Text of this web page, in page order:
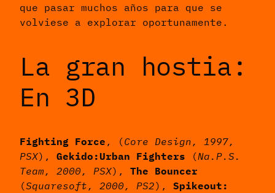
que pasar muchos años para que se
volviese a explorar oportunamente.
La gran hostia:
En 3D
Fighting Force , (Core Design, 1997,
PSX), Gekido:Urban Fighters (Na.P.S.
Team, 2000, PSX), The Bouncer
(Squaresoft, 2000, PS2), Spikeout: